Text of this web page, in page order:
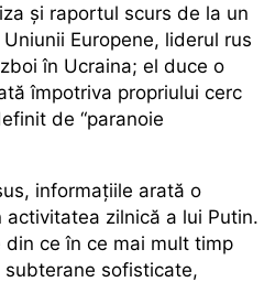
și raportul scurs de la un
Europene, liderul rus
în Ucraina; el duce o
împotriva propriului cerc
de “paranoie
informațiile arată o
zilnică a lui Putin.
ce în ce mai mult timp
sofisticate,